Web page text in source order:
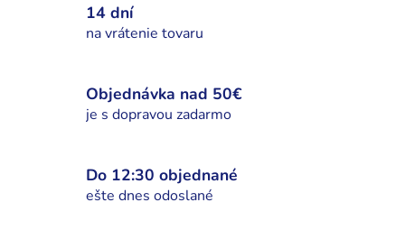
d
i
e
v
k
14 dní
na vrátenie tovaru
Objednávka nad 50€
je s dopravou zadarmo
Do 12:30 objednané
ešte dnes odoslané